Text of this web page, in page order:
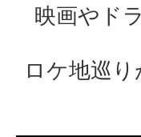
訪れた
映画やド
ロケ地巡